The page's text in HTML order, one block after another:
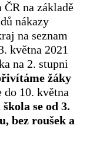
ČR na základě
nákazy
na seznam
května 2021
na 2. stupni
žáky
do 10. května
se od 3.
bez roušek a